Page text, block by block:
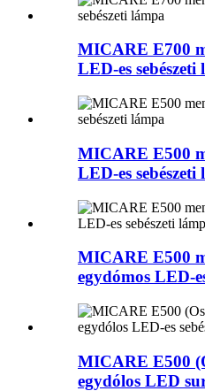
MICARE E700
LED-es sebészeti
MICARE E500
LED-es sebészeti
MICARE E500
egydómos LED-
MICARE E500
egydólos LED